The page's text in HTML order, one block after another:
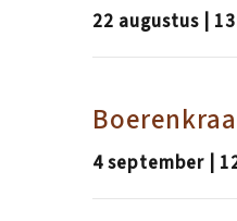
22 augustus |
4 september |